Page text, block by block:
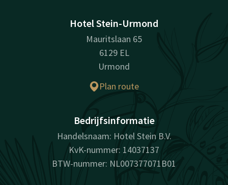
Hotel Stein-Urmond
Mauritslaan 65
6129 EL
Urmond
Plan route
Bedrijfsinformatie
Handelsnaam: Hotel Stein B.V.
KvK-nummer: 14037137
BTW-nummer: NL007377071B01